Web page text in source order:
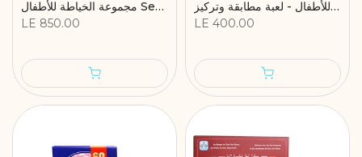
مجموعة الخياطة للأطفال Sewing Studio: 5 أشكال ممتعة (مخدة – ميدالية – محفظة – مقلمة – حامل شاحن) | من عمر 6–10 سنوات | هدية إبداعية للأشغال اليدوية
LE 850.00
سيكونس الحروف للأطفال - لعبة مطابقة وتركيز
LE 400.00